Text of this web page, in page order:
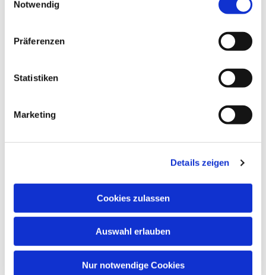
Notwendig
Präferenzen
Statistiken
Marketing
Details zeigen
Cookies zulassen
Auswahl erlauben
Nur notwendige Cookies